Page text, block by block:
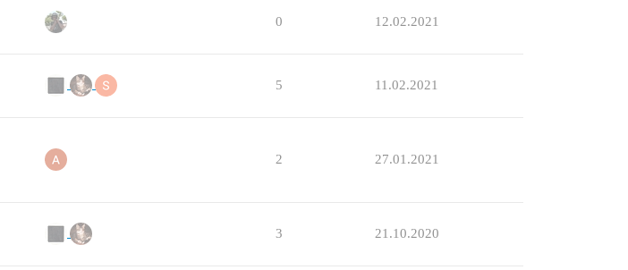
0 12.02.2021
5 11.02.2021
2 27.01.2021
3 21.10.2020